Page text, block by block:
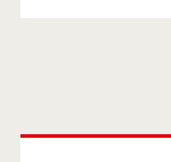
Primary